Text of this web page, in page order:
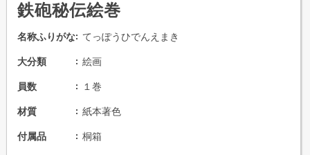
鉄砲秘伝絵巻
名称ふりがな てっぽうひでんえまき
大分類 絵画
員数 １巻
材質 紙本著色
付属品 桐箱